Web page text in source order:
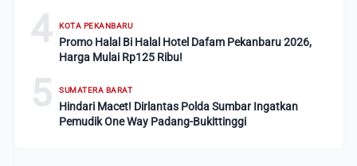
4 KOTA PEKANBARU
Promo Halal Bi Halal Hotel Dafam Pekanbaru 2026,
Harga Mulai Rp125 Ribu!
5 SUMATERA BARAT
Hindari Macet! Dirlantas Polda Sumbar Ingatkan
Pemudik One Way Padang-Bukittinggi